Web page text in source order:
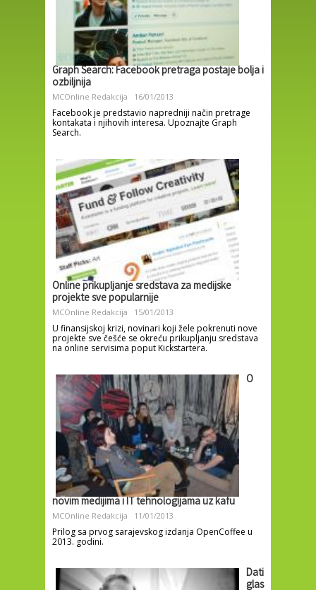
Graph Search: Facebook pretraga postaje bolja i
ozbiljnija
MCOnline Redakcija 16/01/2013
Facebook je predstavio napredniji način pretrage
kontakata i njihovih interesa. Upoznajte Graph
Search.
Online prikupljanje sredstava za medijske
projekte sve popularnije
MCOnline Redakcija 15/01/2013
U finansijskoj krizi, novinari koji žele pokrenuti nove
projekte sve češće se okreću prikupljanju sredstava
na online servisima poput Kickstartera.
O
novim medijima i IT tehnologijama uz kafu
MCOnline Redakcija 11/01/2013
Prilog sa prvog sarajevskog izdanja OpenCoffee u
2013. godini.
Dati
glas